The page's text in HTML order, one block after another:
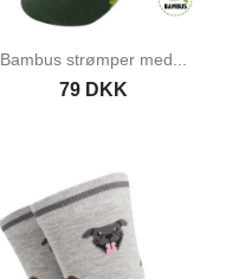
Bambus strømper med...
79 DKK